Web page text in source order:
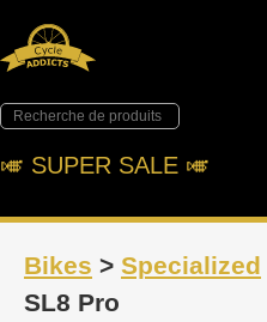
🎺︎ SUPER SALE 🎺︎
Bikes > Specialized
SL8 Pro